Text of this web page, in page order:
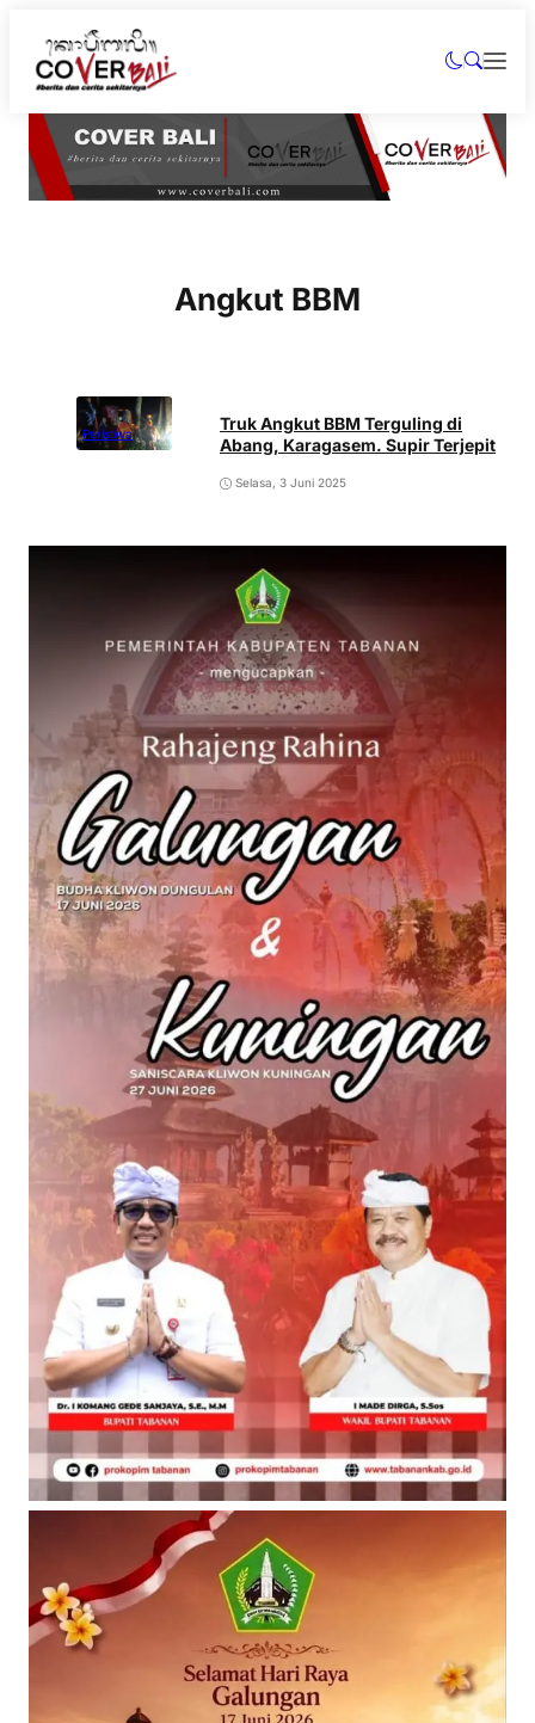
Angkut BBM
Peristiwa
Truk Angkut BBM Terguling di
Abang, Karagasem. Supir Terjepit
Selasa, 3 Juni 2025